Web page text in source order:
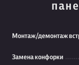
Монтаж/демонтаж
Замена конфорки